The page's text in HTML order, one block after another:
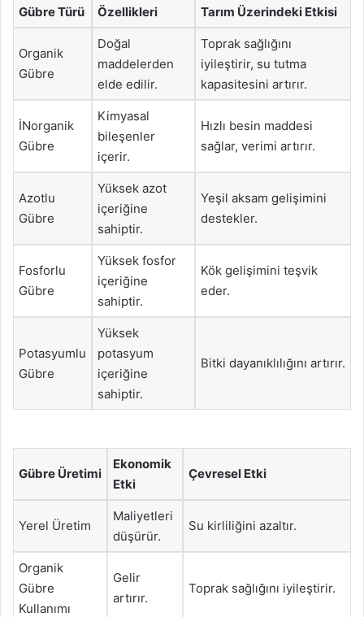
Gübre Türü Özellikleri Tarım Üzerindeki Etkisi
Organik
Gübre
Doğal
maddelerden
elde edilir.
Toprak sağlığını
iyileştirir, su tutma
kapasitesini artırır.
İNorganik
Gübre
Kimyasal
bileşenler
içerir.
Hızlı besin maddesi
sağlar, verimi artırır.
Azotlu
Gübre
Yüksek azot
içeriğine
sahiptir.
Yeşil aksam gelişimini
destekler.
Fosforlu
Gübre
Yüksek fosfor
içeriğine
sahiptir.
Kök gelişimini teşvik
eder.
Potasyumlu
Gübre
Yüksek
potasyum
içeriğine
sahiptir.
Bitki dayanıklılığını artırır.
Gübre Üretimi
Ekonomik
Etki
Çevresel Etki
Yerel Üretim
Maliyetleri
düşürür.
Su kirliliğini azaltır.
Organik
Gübre
Kullanımı
Gelir
artırır.
Toprak sağlığını iyileştirir.